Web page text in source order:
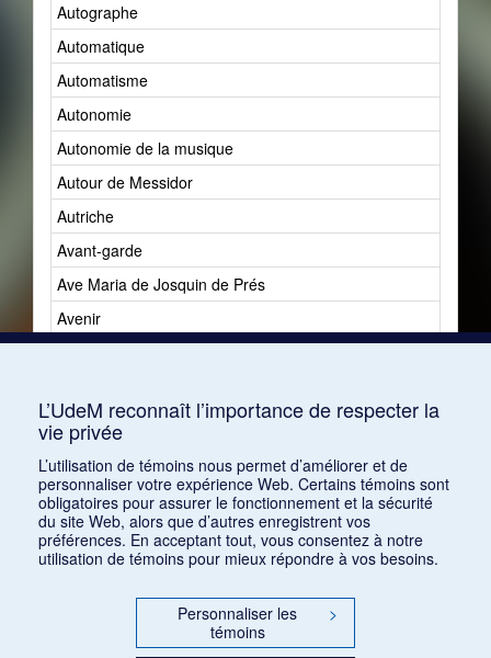
Autographe
Automatique
Automatisme
Autonomie
Autonomie de la musique
Autour de Messidor
Autriche
Avant-garde
Ave Maria de Josquin de Prés
Avenir
L’UdeM reconnaît l’importance de respecter la
vie privée
L’utilisation de témoins nous permet d’améliorer et de
personnaliser votre expérience Web. Certains témoins sont
obligatoires pour assurer le fonctionnement et la sécurité
du site Web, alors que d’autres enregistrent vos
préférences. En acceptant tout, vous consentez à notre
utilisation de témoins pour mieux répondre à vos besoins.
Personnaliser les
témoins
>